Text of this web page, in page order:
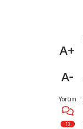
A+
A-
Yorum
10